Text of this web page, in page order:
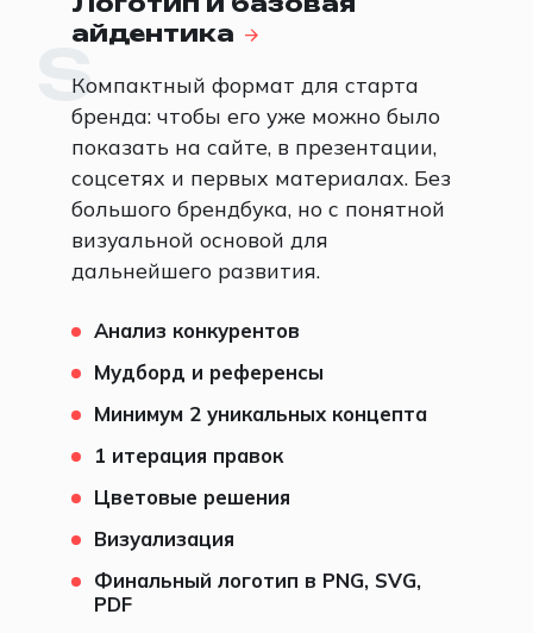
S
Логотип и базовая
айдентика
Компактный формат для старта
бренда: чтобы его уже можно было
показать на сайте, в презентации,
соцсетях и первых материалах. Без
большого брендбука, но с понятной
визуальной основой для
дальнейшего развития.
Анализ конкурентов
Мудборд и референсы
Минимум 2 уникальных концепта
1 итерация правок
Цветовые решения
Визуализация
Финальный логотип в PNG, SVG,
PDF